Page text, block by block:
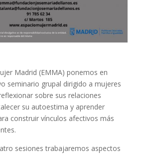
Madrid (EMMA) ponemos en
seminario grupal dirigido a mujeres
sobre sus relaciones
su autoestima y aprender
construir vínculos afectivos más
sesiones trabajaremos aspectos